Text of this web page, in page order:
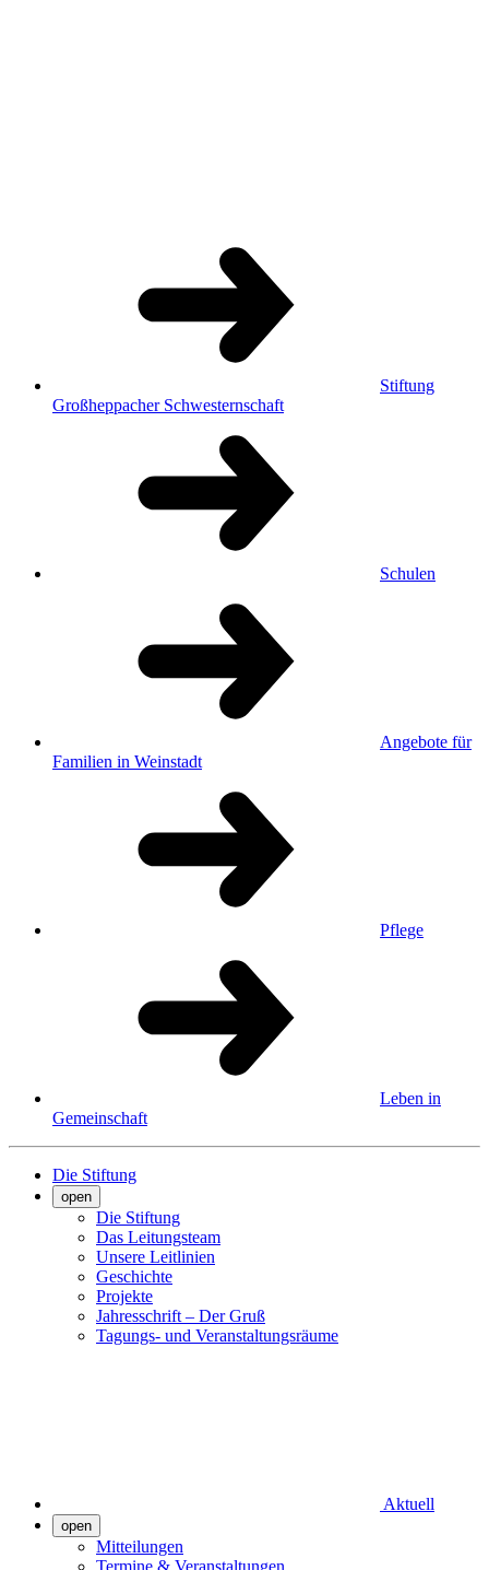
Stiftung
Großheppacher Schwesternschaft
Schulen
Angebote für
Familien in Weinstadt
Pflege
Leben in
Gemeinschaft
Die Stiftung
open
Die Stiftung
Das Leitungsteam
Unsere Leitlinien
Geschichte
Projekte
Jahresschrift – Der Gruß
Tagungs- und Veranstaltungsräume
Aktuell
open
Mitteilungen
Termine & Veranstaltungen